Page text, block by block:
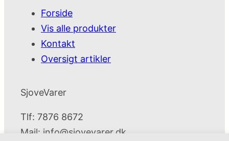
Forside
Vis alle produkter
Kontakt
Oversigt artikler
SjoveVarer
Tlf: 7876 8672
Mail: info@sjovevarer.dk